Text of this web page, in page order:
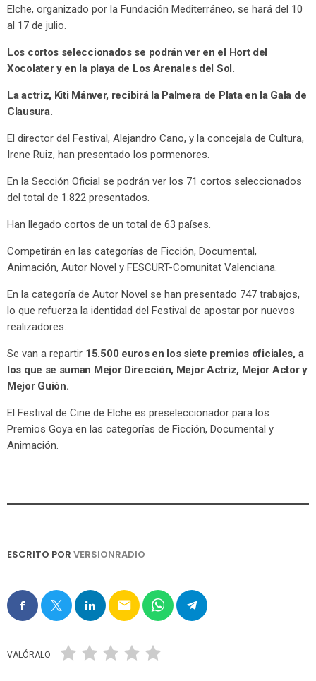
Elche, organizado por la Fundación Mediterráneo, se hará del 10
al 17 de julio.
Los cortos seleccionados se podrán ver en el Hort del
Xocolater y en la playa de Los Arenales del Sol.
La actriz, Kiti Mánver, recibirá la Palmera de Plata en la Gala de
Clausura.
El director del Festival, Alejandro Cano, y la concejala de Cultura,
Irene Ruiz, han presentado los pormenores.
En la Sección Oficial se podrán ver los 71 cortos seleccionados
del total de 1.822 presentados.
Han llegado cortos de un total de 63 países.
Competirán en las categorías de Ficción, Documental,
Animación, Autor Novel y FESCURT-Comunitat Valenciana.
En la categoría de Autor Novel se han presentado 747 trabajos,
lo que refuerza la identidad del Festival de apostar por nuevos
realizadores.
Se van a repartir 15.500 euros en los siete premios oficiales, a
los que se suman Mejor Dirección, Mejor Actriz, Mejor Actor y
Mejor Guión.
El Festival de Cine de Elche es preseleccionador para los
Premios Goya en las categorías de Ficción, Documental y
Animación.
ESCRITO POR VERSIONRADIO
email
VALÓRALO